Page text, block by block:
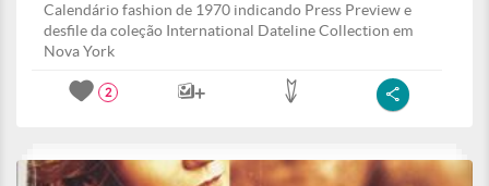
Calendário fashion de 1970 indicando Press Preview e
desfile da coleção International Dateline Collection em
Nova York
2